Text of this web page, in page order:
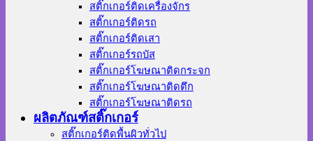
สติ๊กเกอร์ติดเครื่องจักร
สติ๊กเกอร์ติดรถ
สติ๊กเกอร์ติดเสา
สติ๊กเกอร์รถบัส
สติ๊กเกอร์โฆษณาติดกระจก
สติ๊กเกอร์โฆษณาติดตึก
สติ๊กเกอร์โฆษณาติดรถ
ผลิตภัณฑ์สติ๊กเกอร์
สติ๊กเกอร์ติดพื้นผิวทั่วไป